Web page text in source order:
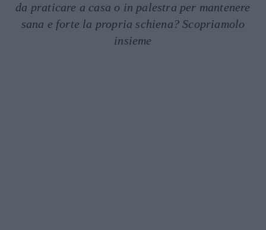
da praticare a casa o in palestra per mantenere
sana e forte la propria schiena? Scopriamolo
insieme